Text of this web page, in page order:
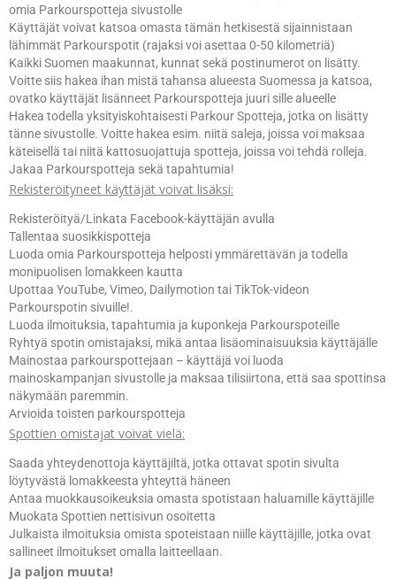
omia Parkourspotteja sivustolle
Käyttäjät voivat katsoa omasta tämän hetkisestä sijainnistaan
lähimmät Parkourspotit (rajaksi voi asettaa 0-50 kilometriä)
Kaikki Suomen maakunnat, kunnat sekä postinumerot on lisätty.
Voitte siis hakea ihan mistä tahansa alueesta Suomessa ja katsoa,
ovatko käyttäjät lisänneet Parkourspotteja juuri sille alueelle
Hakea todella yksityiskohtaisesti Parkour Spotteja, jotka on lisätty
tänne sivustolle. Voitte hakea esim. niitä saleja, joissa voi maksaa
käteisellä tai niitä kattosuojattuja spotteja, joissa voi tehdä rolleja.
Jakaa Parkourspotteja sekä tapahtumia!
Rekisteröityneet käyttäjät voivat lisäksi:
Rekisteröityä/Linkata Facebook-käyttäjän avulla
Tallentaa suosikkispotteja
Luoda omia Parkourspotteja helposti ymmärettävän ja todella
monipuolisen lomakkeen kautta
Upottaa YouTube, Vimeo, Dailymotion tai TikTok-videon
Parkourspotin sivuille!.
Luoda ilmoituksia, tapahtumia ja kuponkeja Parkourspoteille
Ryhtyä spotin omistajaksi, mikä antaa lisäominaisuuksia käyttäjälle
Mainostaa parkourspottejaan – käyttäjä voi luoda
mainoskampanjan sivustolle ja maksaa tilisiirtona, että saa spottinsa
näkymään paremmin.
Arvioida toisten parkourspotteja
Spottien omistajat voivat vielä:
Saada yhteydenottoja käyttäjiltä, jotka ottavat spotin sivulta
löytyvästä lomakkeesta yhteyttä häneen
Antaa muokkausoikeuksia omasta spotistaan haluamille käyttäjille
Muokata Spottien nettisivun osoitetta
Julkaista ilmoituksia omista spoteistaan niille käyttäjille, jotka ovat
sallineet ilmoitukset omalla laitteellaan.
Ja paljon muuta!